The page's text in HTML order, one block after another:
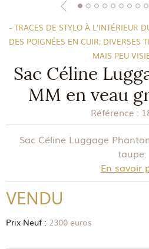
- TRACES DE STYLO À L'INTÉRIEUR
DES POIGNÉES EN CUIR; DIVERSES
MAIS PEU
Sac Céline
MM en veau
Référence :
Sac Céline Luggage
taupe.
En savoir
VENDU
Prix Neuf : 2300 euros